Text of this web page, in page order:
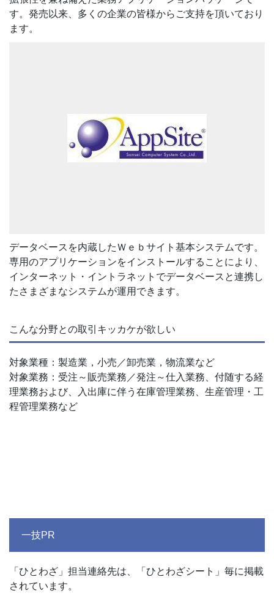
す。発売以来、多くの企業の皆様からご支持を頂いており
ます。
データベースを内蔵したＷｅｂサイト基本システムです。
専用のアプリケーションをインストールすることにより、
インターネット・イントラネットでデータベースと連携し
たさまざまなシステムが運用できます。
こんな分野との取引キッカケが欲しい
対象業種：製造業，小売／卸売業，物流業など
対象業務：受注～販売業務／発注～仕入業務、付随する経
理業務および、入出庫に伴う在庫管理業務、生産管理・工
程管理業務など
一技PR
「ひとわざ」担当連絡先は、「ひとわざシート」毎に掲載
されています。